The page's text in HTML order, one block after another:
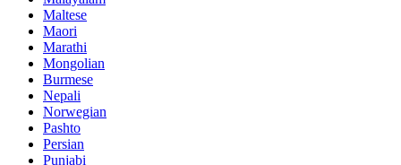
Maltese
Maori
Marathi
Mongolian
Burmese
Nepali
Norwegian
Pashto
Persian
Punjabi